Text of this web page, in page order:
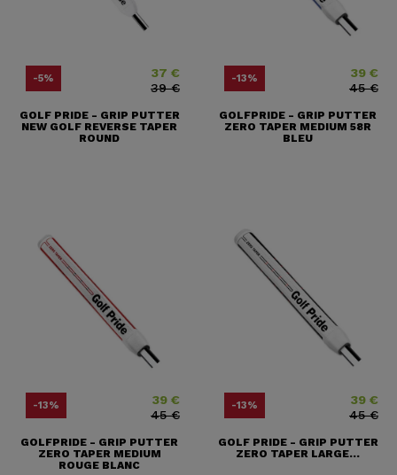
-5% 37 €
Prix ​​habituel
39 €
GOLF PRIDE - GRIP PUTTER
NEW GOLF REVERSE TAPER
ROUND
-13% 39 €
Prix
45 €
GOLFPRIDE - GRIP PUTTER
ZERO TAPER MEDIUM 58R
BLEU
-13% 39 €
Prix ​​habituel
45 €
GOLFPRIDE - GRIP PUTTER
ZERO TAPER MEDIUM
ROUGE BLANC
-13% 39 €
Prix
45 €
GOLF PRIDE - GRIP PUTTER
ZERO TAPER LARGE...